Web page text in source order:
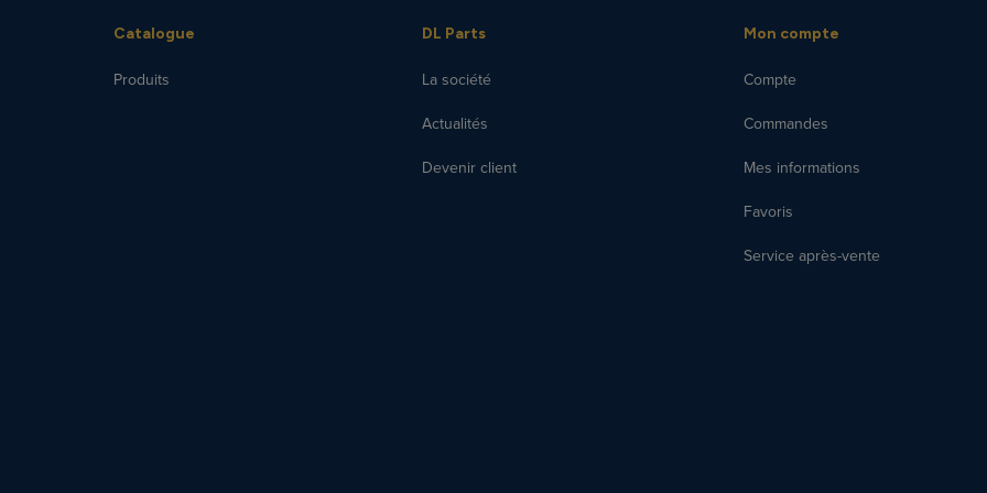
Catalogue
Produits
DL Parts
La société
Actualités
Devenir client
Mon compte
Compte
Commandes
Mes informations
Favoris
Service après-vente